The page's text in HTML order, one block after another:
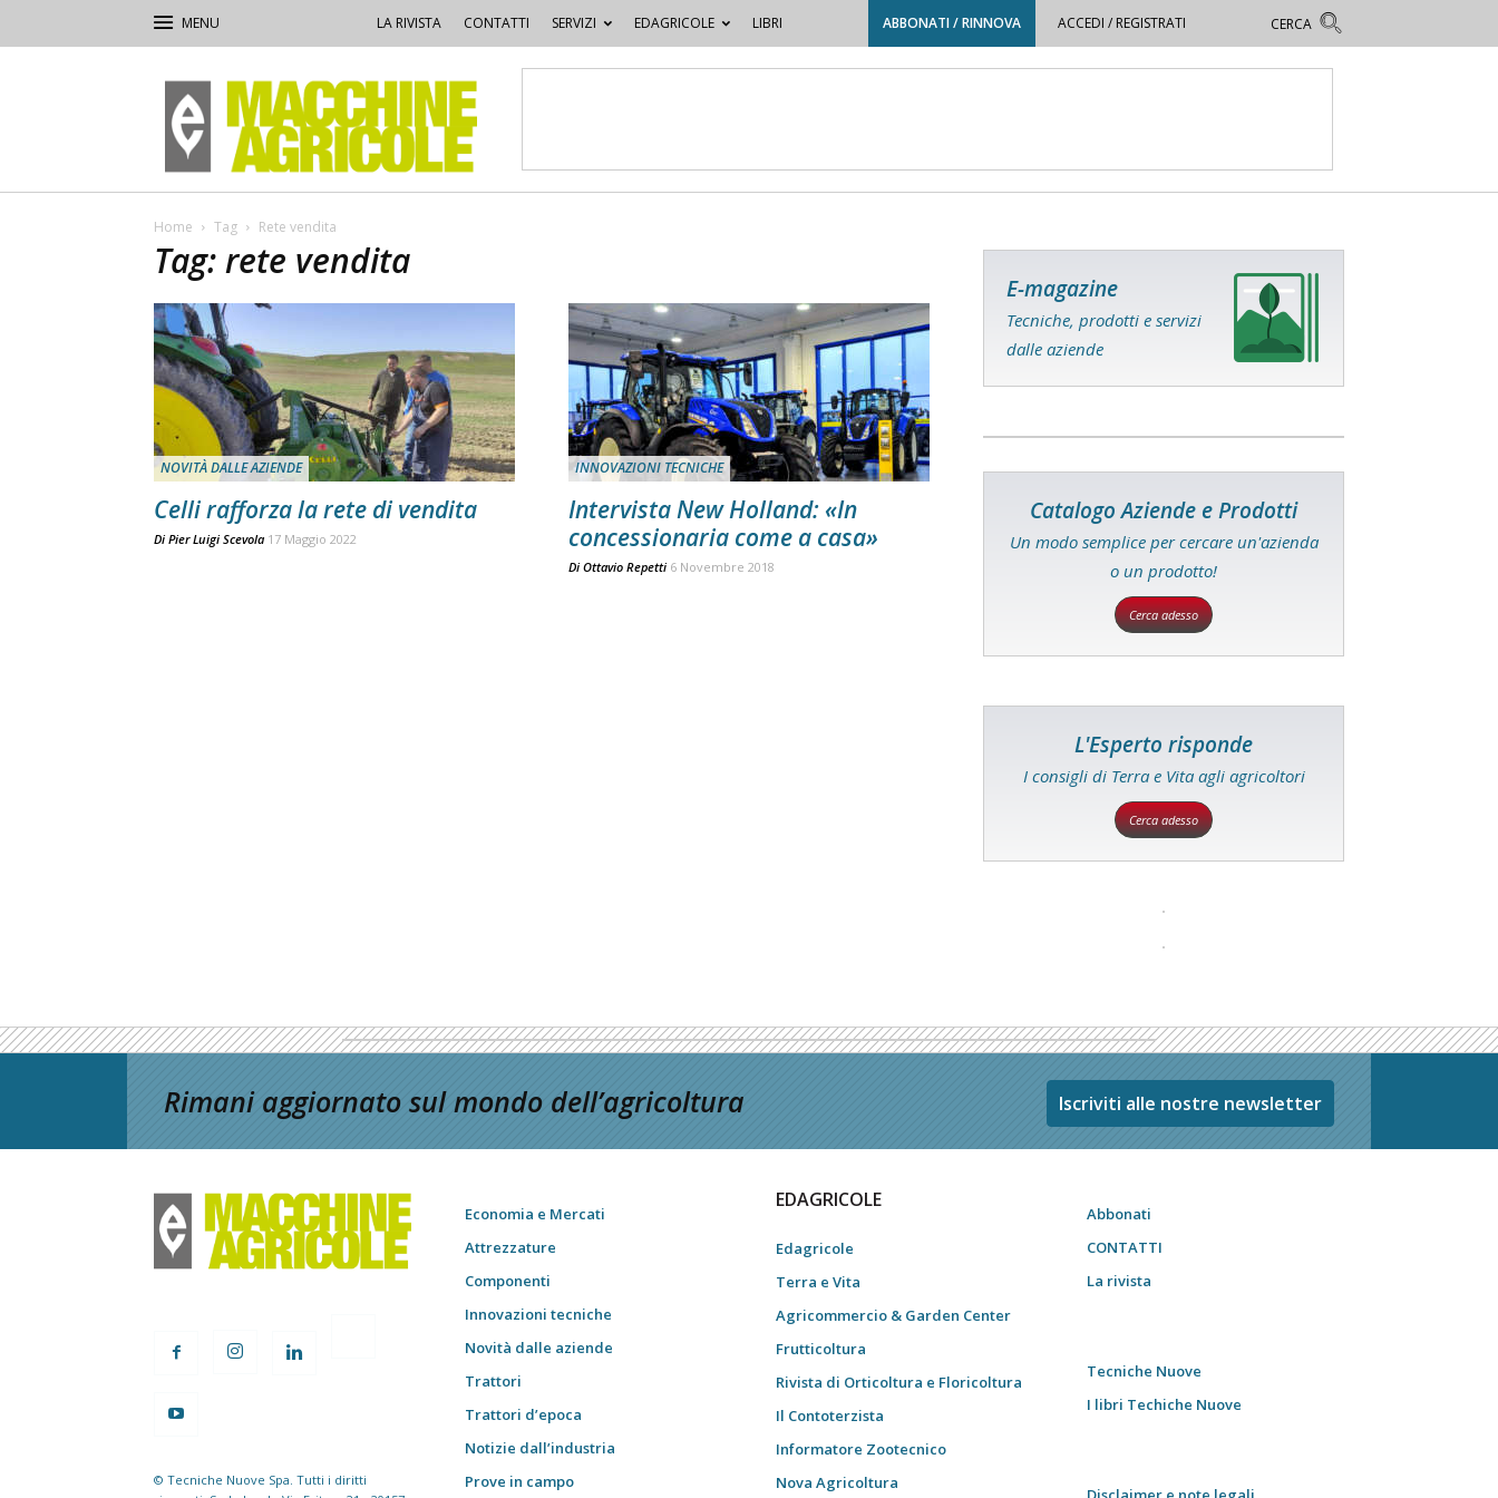
LA RIVISTA CONTATTI SERVIZI EDAGRICOLE LIBRI ABBONATI / RINNOVA ACCEDI / REGISTRATI
Macchine
Agricole
Home Tag Rete vendita
Tag: rete vendita
NOVITÀ DALLE AZIENDE
Celli rafforza la rete di vendita
Di Pier Luigi Scevola 17 Maggio 2022
INNOVAZIONI TECNICHE
Intervista New Holland: «In
concessionaria come a casa»
Di Ottavio Repetti 6 Novembre 2018
E-magazine
Tecniche, prodotti e servizi
dalle aziende
Catalogo Aziende e Prodotti
Un modo semplice per cercare un'azienda
o un prodotto!
Cerca adesso
L'Esperto risponde
I consigli di Terra e Vita agli agricoltori
Cerca adesso
Rimani aggiornato sul mondo dell’agricoltura Iscriviti alle nostre newsletter
© Tecniche Nuove Spa. Tutti i diritti
Economia e Mercati
Attrezzature
Componenti
Innovazioni tecniche
Novità dalle aziende
Trattori
Trattori d’epoca
Notizie dall’industria
Prove in campo
EDAGRICOLE
Edagricole
Terra e Vita
Agricommercio & Garden Center
Frutticoltura
Rivista di Orticoltura e Floricoltura
Il Contoterzista
Informatore Zootecnico
Nova Agricoltura
Abbonati
CONTATTI
La rivista
Tecniche Nuove
I libri Techiche Nuove